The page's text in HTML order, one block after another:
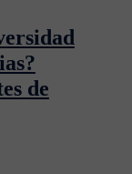
de